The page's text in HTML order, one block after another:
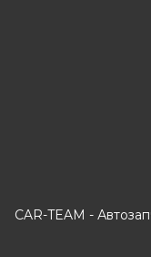
CAR-TEAM -